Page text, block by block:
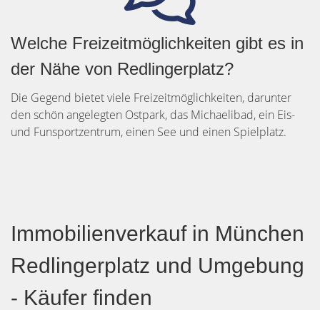
Welche Freizeitmöglichkeiten gibt es in
der Nähe von Redlingerplatz?
Die Gegend bietet viele Freizeitmöglichkeiten, darunter
den schön angelegten Ostpark, das Michaelibad, ein Eis-
und Funsportzentrum, einen See und einen Spielplatz.
Immobilienverkauf in München
Redlingerplatz und Umgebung
- Käufer finden